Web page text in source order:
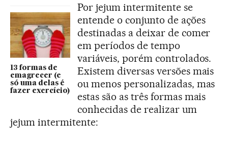
13 formas de
emagrecer (e
só uma delas é
fazer exercício)
Por jejum intermitente se
entende o conjunto de ações
destinadas a deixar de comer
em períodos de tempo
variáveis, porém controlados.
Existem diversas versões mais
ou menos personalizadas, mas
estas são as três formas mais
conhecidas de realizar um
jejum intermitente: